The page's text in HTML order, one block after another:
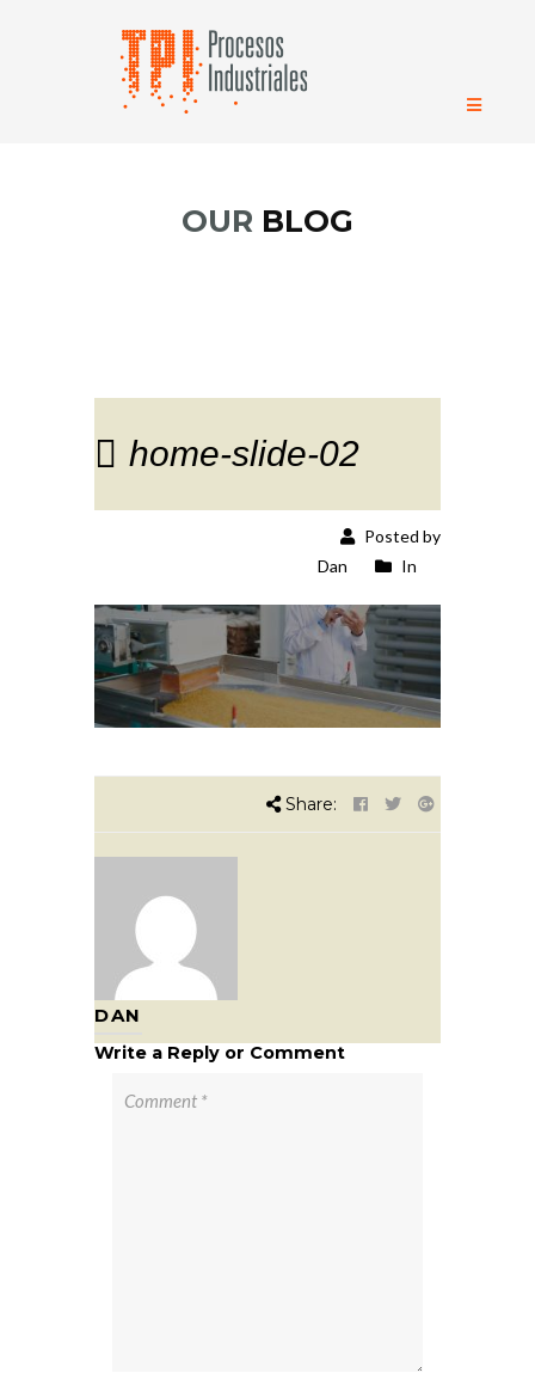
OUR BLOG
home-slide-02
Posted by
Dan
In
Share:
DAN
Write a Reply or Comment